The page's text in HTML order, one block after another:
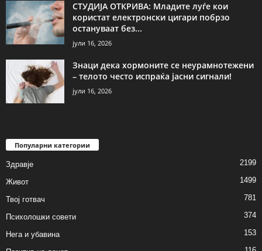
СТУДИЈА ОТКРИВА: Младите луѓе кои
користат електронски цигари побрзо
остануваат без...
јули 16, 2026
Знаци дека хормоните се неурамнотежени
– телото често испраќа јасни сигнали!
јули 16, 2026
Популарни категории
Здравје 2199
Живот 1499
Твој готвач 781
Психолошки совети 374
Нега и убавина 153